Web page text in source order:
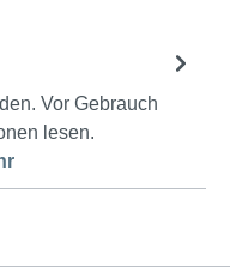
Vor Gebrauch
lesen.